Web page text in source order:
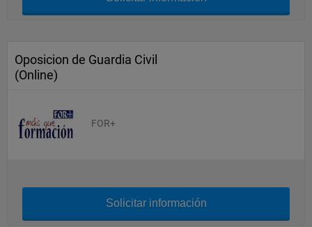
Oposicion de Guardia Civil
(Online)
FOR+
Solicitar información